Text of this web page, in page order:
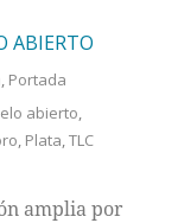
ABIERTO
, Portada
abierto,
, Plata,TLC
amplia por